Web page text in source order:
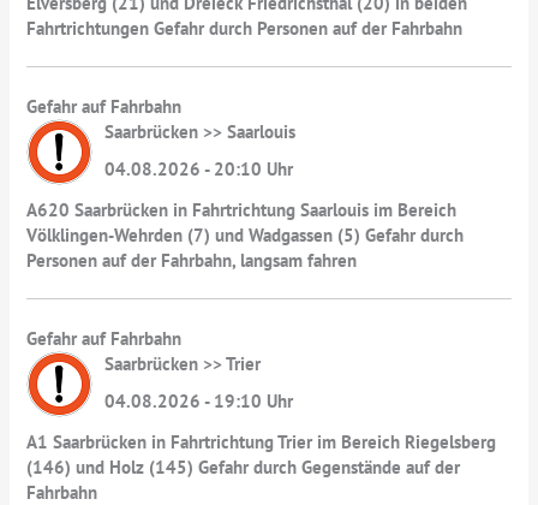
Fahrtrichtungen Gefahr durch Personen auf der Fahrbahn
Gefahr auf Fahrbahn
Saarbrücken >> Saarlouis
04.08.2026 - 20:10 Uhr
A620 Saarbrücken in Fahrtrichtung Saarlouis im Bereich
Völklingen-Wehrden (7) und Wadgassen (5) Gefahr durch
Personen auf der Fahrbahn, langsam fahren
Gefahr auf Fahrbahn
Saarbrücken >> Trier
04.08.2026 - 19:10 Uhr
A1 Saarbrücken in Fahrtrichtung Trier im Bereich Riegelsberg
(146) und Holz (145) Gefahr durch Gegenstände auf der
Fahrbahn